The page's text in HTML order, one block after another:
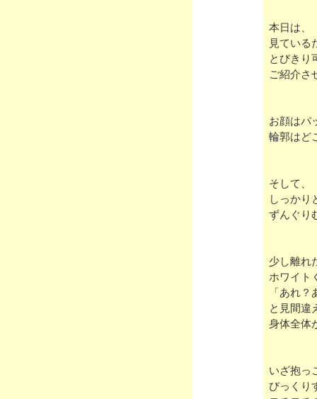
本日は、
見ている
とびきり
ご紹介さ
お顔はパ
輪郭はど
そして、
しっかり
ずんぐり
少し離れ
ホワイト
「あれ
と見間違
身体全体
いざ抱っ
びっくり